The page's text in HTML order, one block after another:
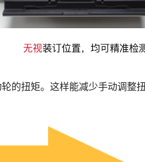
的扭矩。这样能减少手动调整